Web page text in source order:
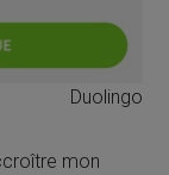
Duolingo
mon